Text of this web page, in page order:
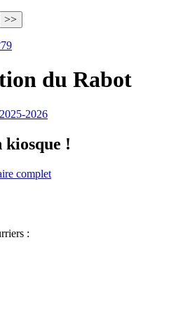
du Rabot
2026
kiosque !
complet
: